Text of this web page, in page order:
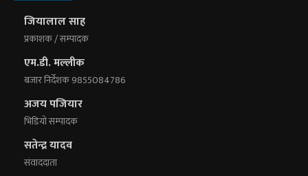
जियालाल साह
प्रकाशक / सम्पादक
एम.डी. मल्लीक
बजार निर्देशक 9855084786
अजय पजियार
भिडियाे सम्पादक
सतेन्द्र यादव
संवाददाता